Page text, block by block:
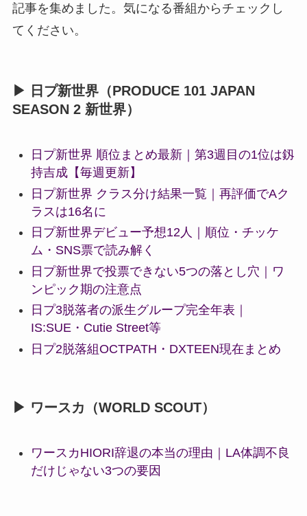
記事を集めました。気になる番組からチェックし
てください。
▶ 日プ新世界（PRODUCE 101 JAPAN
SEASON 2 新世界）
日プ新世界 順位まとめ最新｜第3週目の1位は釼
持吉成【毎週更新】
日プ新世界 クラス分け結果一覧｜再評価でAク
ラスは16名に
日プ新世界デビュー予想12人｜順位・チッケ
ム・SNS票で読み解く
日プ新世界で投票できない5つの落とし穴｜ワ
ンピック期の注意点
日プ3脱落者の派生グループ完全年表｜
IS:SUE・Cutie Street等
日プ2脱落組OCTPATH・DXTEEN現在まとめ
▶ ワースカ（WORLD SCOUT）
ワースカHIORI辞退の本当の理由｜LA体調不良
だけじゃない3つの要因